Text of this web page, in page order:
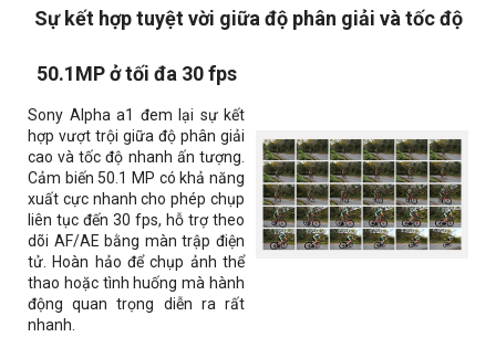
Sự kết hợp tuyệt vời giữa độ phân giải và tốc độ
50.1MP ở tối đa 30 fps
Sony Alpha a1 đem lại sự kết
hợp vượt trội giữa độ phân giải
cao và tốc độ nhanh ấn tượng.
Cảm biến 50.1 MP có khả năng
xuất cực nhanh cho phép chụp
liên tục đến 30 fps, hỗ trợ theo
dõi AF/AE bằng màn trập điện
tử. Hoàn hảo để chụp ảnh thể
thao hoặc tình huống mà hành
động quan trọng diễn ra rất
nhanh.